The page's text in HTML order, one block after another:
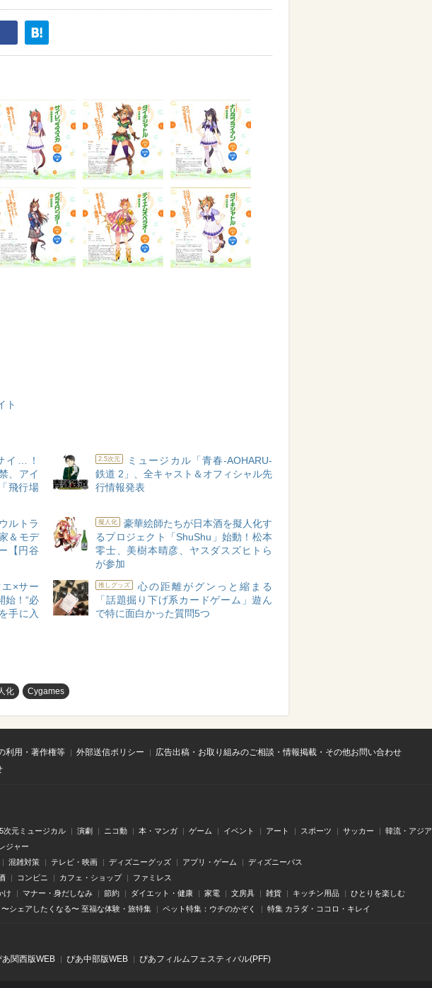
ト
イ…！
、アイ
飛行場
2.5次元
ミュージカル「青春-AOHARU-
鉄道 2」、全キャスト＆オフィシャル先
行情報発表
ルトラ
＆モデ
【円谷
擬人化
豪華絵師たちが日本酒を擬人化す
るプロジェクト「ShuShu」始動！松本
零士、美樹本晴彦、ヤスダスズヒトら
が参加
×サー
始！“必
手に入
推しグッズ
心の距離がグンっと縮まる
「話題掘り下げ系カードゲーム」遊ん
で特に面白かった質問5つ
化 Cygames
利用・著作権等 外部送信ポリシー
広告出稿・お取り組みのご相談・情報掲載・その他お問い合わせ
次元ミュージカル 演劇 ニコ動 本・マンガ ゲーム イベント アート スポーツ サッカー 韓流・アジア
ジャー
混雑対策
テレビ・映画 ディズニーグッズ アプリ・ゲーム
ディズニーパス
コンビニ カフェ・ショップ
ファミレス
け
マナー・身だしなみ 節約 ダイエット・健康 家電 文房具 雑貨 キッチン用品
ひとりを楽しむ
〜シェアしたくなる〜 至福な体験・旅特集
ペット特集：ウチのかぞく 特集 カラダ・ココロ・キレイ
あ関⻄版WEB ぴあ中部版WEB ぴあフィルムフェスティバル(PFF)